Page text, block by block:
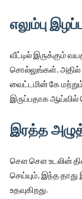
எலும்பு
வீட்டில் இருக்கும்
சொல்லுங்கள், அதில்
வைட்டமின் கே
இருப்பதாக ஆய்வில்
இரத்த
சௌ சௌ உடலின்
செய்யும், இந்த
உதவுகிறது.